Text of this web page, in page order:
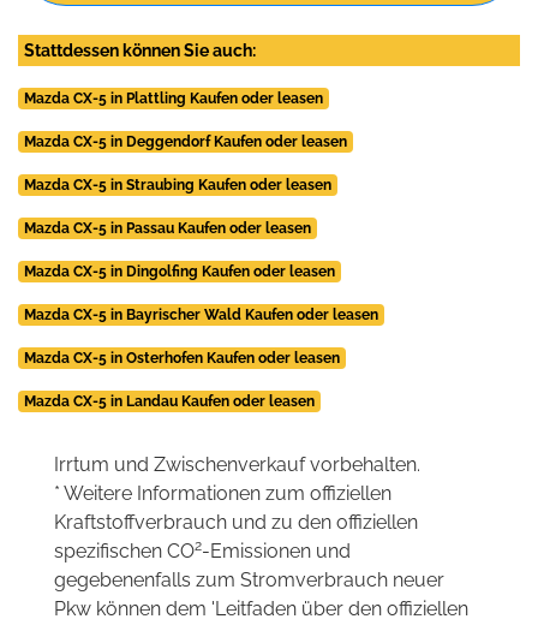
Stattdessen können Sie auch:
Mazda CX-5 in Plattling Kaufen oder leasen
Mazda CX-5 in Deggendorf Kaufen oder leasen
Mazda CX-5 in Straubing Kaufen oder leasen
Mazda CX-5 in Passau Kaufen oder leasen
Mazda CX-5 in Dingolfing Kaufen oder leasen
Mazda CX-5 in Bayrischer Wald Kaufen oder leasen
Mazda CX-5 in Osterhofen Kaufen oder leasen
Mazda CX-5 in Landau Kaufen oder leasen
Irrtum und Zwischenverkauf vorbehalten.
* Weitere Informationen zum offiziellen
Kraftstoffverbrauch und zu den offiziellen
spezifischen CO2-Emissionen und
gegebenenfalls zum Stromverbrauch neuer
Pkw können dem 'Leitfaden über den offiziellen